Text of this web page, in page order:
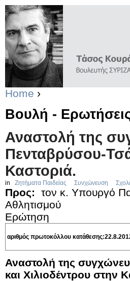
Home ›
Βουλή -
Αναστολή της
Πενταβρύσου-
Καστοριά.
in Ζητήματα Παιδείας Συνχώνευση
Προς:
τον κ. Υπουργό
Αθλητισμού
Ερώτηση
αριθμός πρωτοκόλλου
Αναστολή της
και Χιλιοδέντρου στην